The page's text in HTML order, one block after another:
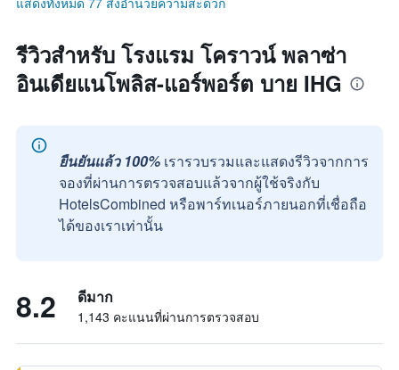
รีวิวสำหรับ โรงแรม โคราวน์ พลาซ่า
อินเดียแนโพลิส-แอร์พอร์ต บาย IHG
ยืนยันแล้ว 100% เรารวบรวมและแสดงรีวิวจากการ
จองที่ผ่านการตรวจสอบแล้วจากผู้ใช้จริงกับ
HotelsCombined หรือพาร์ทเนอร์ภายนอกที่เชื่อถือ
ได้ของเราเท่านั้น
8.2 ดีมาก
1,143 คะแนนที่ผ่านการตรวจสอบ